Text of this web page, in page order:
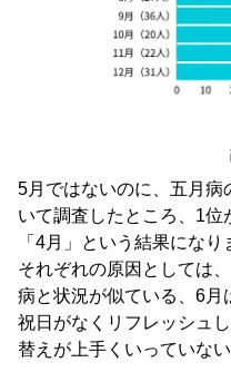
5月ではないのに、五月病
いて調査したところ、1
「4月」という結果になり
それぞれの原因としては
病と状況が似ている、6月
祝日がなくリフレッシュ
替えが上手くいっていな